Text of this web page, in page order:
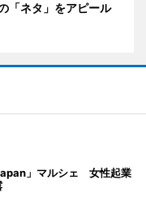
「ネタ」をアピール
」マルシェ 女性起業